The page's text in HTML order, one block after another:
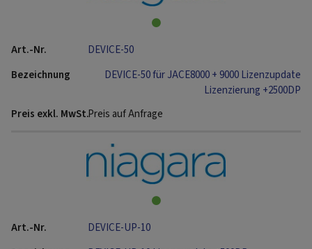
DEVICE-50
DEVICE-50 für JACE8000 + 9000 Lizenzupdate
Lizenzierung +2500DP
Preis auf Anfrage
DEVICE-UP-10